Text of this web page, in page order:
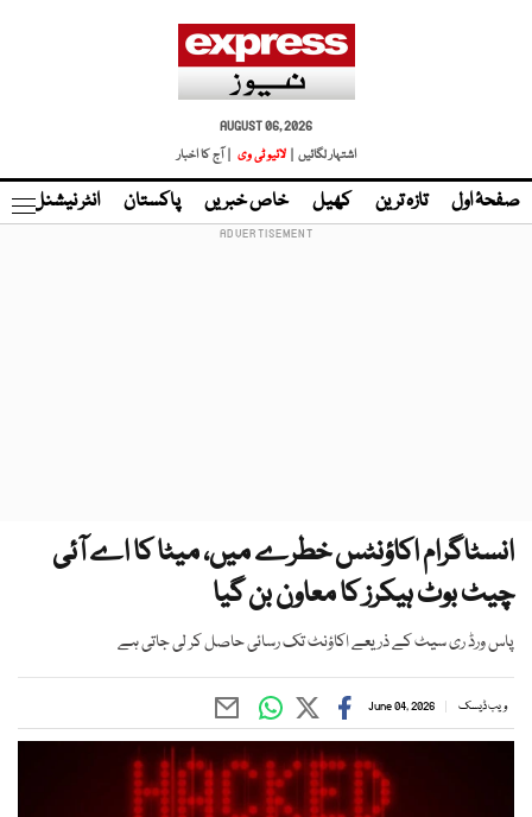
AUGUST 06, 2026
اشتہار لگائیں |
لائیو ٹی وی | آج کا اخبار
صفحۂ اول تازہ ترین کھیل خاص خبریں پاکستان انٹر نیشنل
انسٹاگرام اکاؤنٹس خطرے میں، میٹا کا اے آئی
چیٹ بوٹ ہیکرز کا معاون بن گیا
پاس ورڈ ری سیٹ کے ذریعے اکاؤنٹ تک رسائی حاصل کر لی جاتی ہے
ویب ڈیسک June 04, 2026